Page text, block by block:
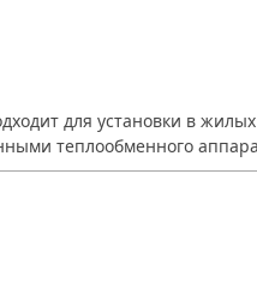
для установки в
теплообменного